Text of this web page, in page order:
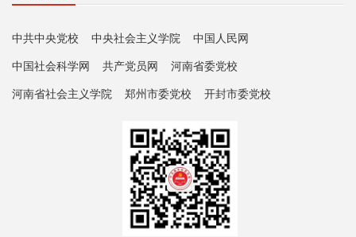
中共中央党校 中央社会主义学院 中国人民网
中国社会科学网 共产党员网 河南省委党校
河南省社会主义学院 郑州市委党校 开封市委党校